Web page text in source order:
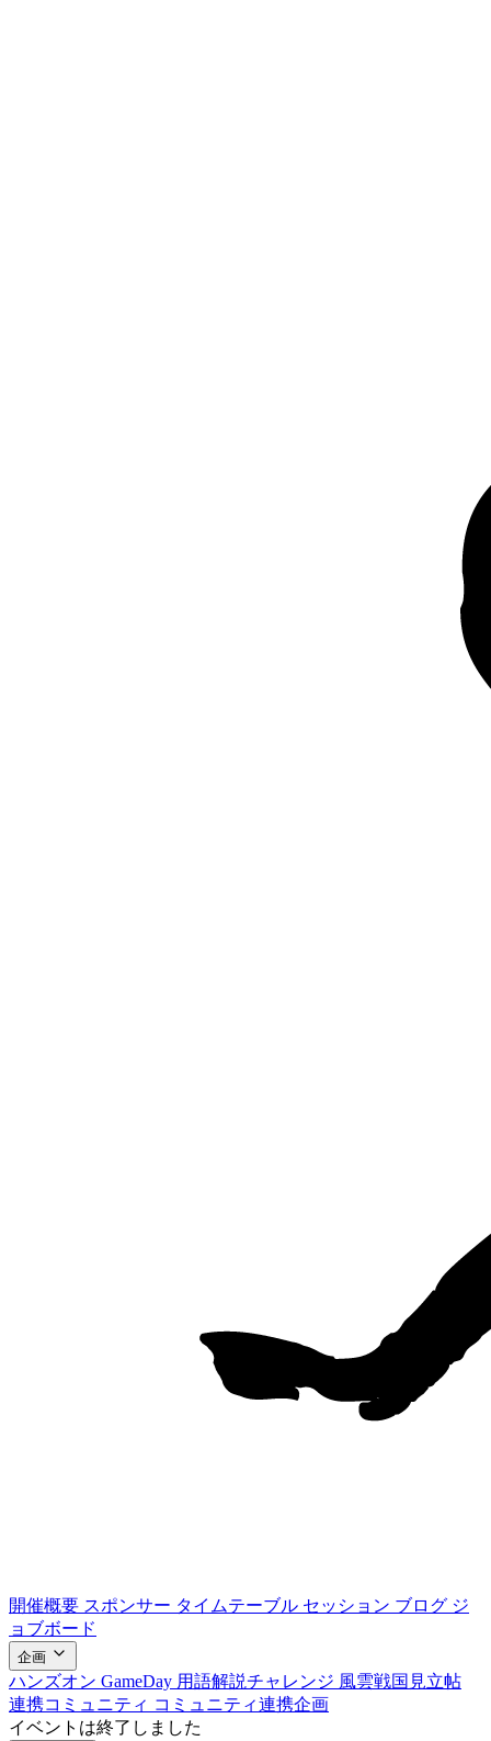
開催概要 スポンサー タイムテーブル セッション ブログ ジ
ョブボード
企画
ハンズオン GameDay 用語解説チャレンジ 風雲戦国見立帖
連携コミュニティ コミュニティ連携企画
イベントは終了しました